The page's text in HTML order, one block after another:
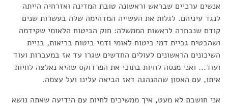
אנשים ערכיים שבראש וראשונה טובת המדינה ואזרחיה הייתה
לנגד עיניהם. לגלות את העשייה המדהימה שלה בעשרות שנים
קודם שנבחרה לראשות הממשלה: חוק הביטוח הלאומי שקידמה
ושהבטיח גביית דמי ביטוח לאומי ודמי ביטוח בריאות, בניית
השיכונים הראשונים לעולים החדשים שגרו עד אז במעברות ועוד
ועוד... ואני מנסה לחיות בתוכי את הפרדוקס שהיא נאלצה לחיות
איתו, עם האסון שההנהגה דאז הביאה עלינו ועל עצמה.
אני חושבת לא מעט, איך ממשיכים לחיות עם הידיעה שאתה נושא